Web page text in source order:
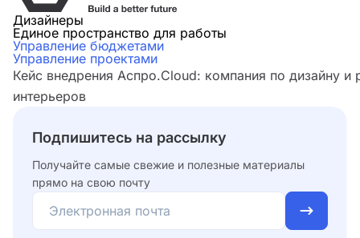
Дизайнеры
Единое пространство для работы
Управление бюджетами
Управление проектами
Кейс внедрения Аспро.Cloud: компания по дизайну и
интерьеров
Подпишитесь на рассылку
Получайте самые свежие и полезные материалы
прямо на свою почту